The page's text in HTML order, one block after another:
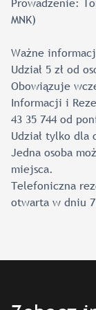
MNK)
Ważne
Udział 5 zł od
Obowiązuje
Informacji i
43 35 744 od
Udział tylko dla
Jedna osoba
miejsca.
Telefoniczna
otwarta w dniu